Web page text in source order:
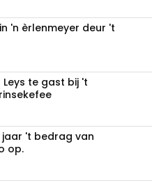
'n èrlenmeyer deur 't
te gast bij 't
jaar 't bedrag van
op.